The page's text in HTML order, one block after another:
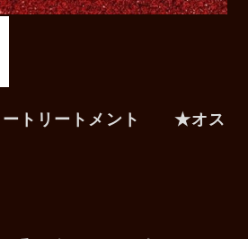
ートリートメント ★オス